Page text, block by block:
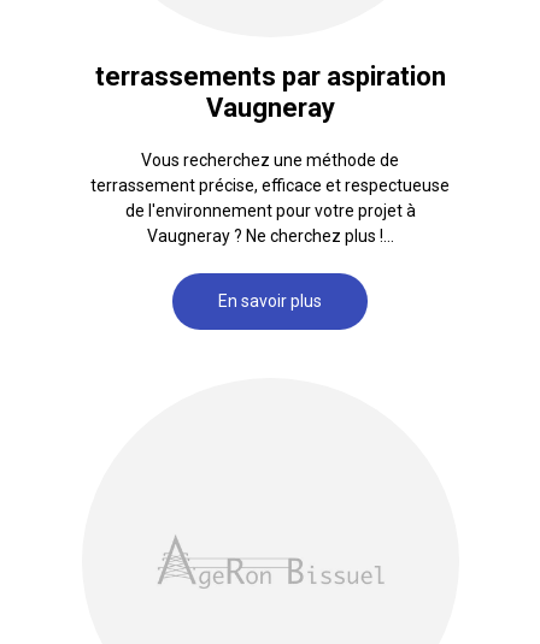
terrassements par aspiration
Vaugneray
Vous recherchez une méthode de
terrassement précise, efficace et respectueuse
de l'environnement pour votre projet à
Vaugneray ? Ne cherchez plus !...
En savoir plus